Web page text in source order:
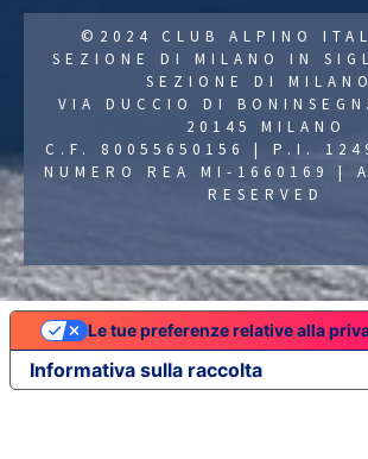
©2024 CLUB ALPINO
SEZIONE DI MILANO IN
SEZIONE DI
VIA DUCCIO DI
20145 MILANO
C.F. 80055650156 | P.I.
NUMERO REA MI-1660169 |
RESERVED
Informativa sulla raccolta
Le tue preferenze relative alla